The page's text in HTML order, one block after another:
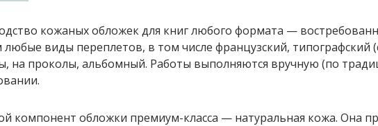
кожаных обложек для книг любого формата —
любые виды переплетов, в том числе французский,
на проколы, альбомный. Работы выполняются вручную (по
компонент обложки премиум-класса — натуральная кожа. Она